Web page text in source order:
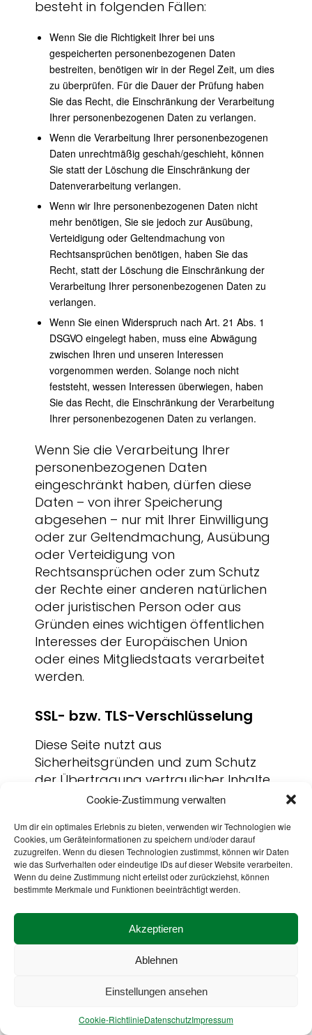
Cookie-Zustimmung verwalten
Um dir ein optimales Erlebnis zu bieten, verwenden wir Technologien wie
Cookies, um Geräteinformationen zu speichern und/oder darauf
zuzugreifen. Wenn du diesen Technologien zustimmst, können wir Daten
wie das Surfverhalten oder eindeutige IDs auf dieser Website verarbeiten.
Wenn du deine Zustimmung nicht erteilst oder zurückziehst, können
bestimmte Merkmale und Funktionen beeinträchtigt werden.
Akzeptieren
Ablehnen
Einstellungen ansehen
Cookie-RichtlinieDatenschutzImpressum
besteht in folgenden Fällen:
Wenn Sie die Richtigkeit Ihrer bei uns
gespeicherten personenbezogenen Daten
bestreiten, benötigen wir in der Regel Zeit, um dies
zu überprüfen. Für die Dauer der Prüfung haben
Sie das Recht, die Einschränkung der Verarbeitung
Ihrer personenbezogenen Daten zu verlangen.
Wenn die Verarbeitung Ihrer personenbezogenen
Daten unrechtmäßig geschah/geschieht, können
Sie statt der Löschung die Einschränkung der
Datenverarbeitung verlangen.
Wenn wir Ihre personenbezogenen Daten nicht
mehr benötigen, Sie sie jedoch zur Ausübung,
Verteidigung oder Geltendmachung von
Rechtsansprüchen benötigen, haben Sie das
Recht, statt der Löschung die Einschränkung der
Verarbeitung Ihrer personenbezogenen Daten zu
verlangen.
Wenn Sie einen Widerspruch nach Art. 21 Abs. 1
DSGVO eingelegt haben, muss eine Abwägung
zwischen Ihren und unseren Interessen
vorgenommen werden. Solange noch nicht
feststeht, wessen Interessen überwiegen, haben
Sie das Recht, die Einschränkung der Verarbeitung
Ihrer personenbezogenen Daten zu verlangen.
Wenn Sie die Verarbeitung Ihrer
personenbezogenen Daten
eingeschränkt haben, dürfen diese
Daten – von ihrer Speicherung
abgesehen – nur mit Ihrer Einwilligung
oder zur Geltendmachung, Ausübung
oder Verteidigung von
Rechtsansprüchen oder zum Schutz
der Rechte einer anderen natürlichen
oder juristischen Person oder aus
Gründen eines wichtigen öffentlichen
Interesses der Europäischen Union
oder eines Mitgliedstaats verarbeitet
werden.
SSL- bzw. TLS-Verschlüsselung
Diese Seite nutzt aus
Sicherheitsgründen und zum Schutz
der Übertragung vertraulicher Inhalte,
wie zum Beispiel Bestellungen oder
Seitenbetreiber senden, eine SSL- bzw.
TLS-Verschlüsselung. Eine
verschlüsselte Verbindung erkennen
Sie daran, dass die Adresszeile des
in Ihrer Browserzeile.
Wenn die SSL- bzw. TLS-
Daten, die Sie an uns übermitteln, nicht
von Dritten mitgelesen werden.